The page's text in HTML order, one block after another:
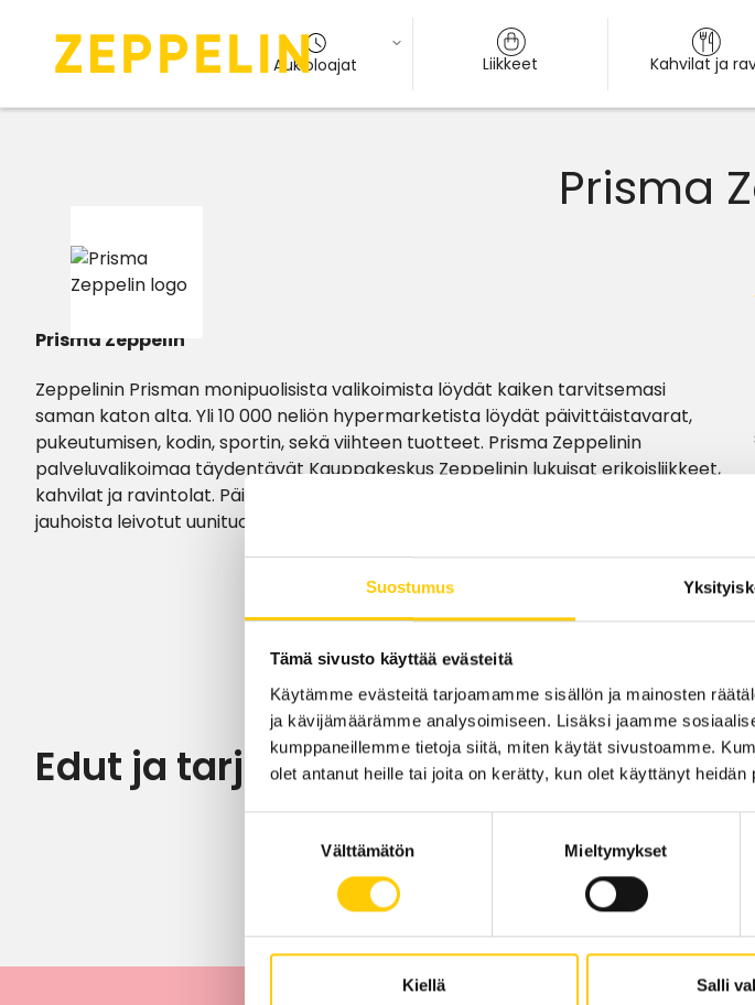
Suostumus
Tämä sivusto käyttää evästeitä
Käytämme evästeitä tarjoamamme sisällön ja mainosten
ja kävijämäärämme analysoimiseen. Lisäksi jaamme
kumppaneillemme tietoja siitä, miten käytät sivustoamme.
olet antanut heille tai joita on kerätty, kun olet käyttänyt heidän
Välttämätön Mieltymykset
Kiellä Salli
Aukioloajat Liikkeet Kahvilat ja
Prisma
Prisma Zeppelin
Zeppelinin Prisman monipuolisista valikoimista löydät kaiken tarvitsemasi
saman katon alta. Yli 10 000 neliön hypermarketista löydät päivittäistavarat,
pukeutumisen, kodin, sportin, sekä viihteen tuotteet. Prisma Zeppelinin
palveluvalikoimaa täydentävät Kauppakeskus Zeppelinin lukuisat erikoisliikkeet,
kahvilat ja ravintolat. Päivittäistavaraosastolta löydät leipomon ja paikan päällä
jauhoista leivotut uunituoreet leivät ja leivonnaiset, sekä runsaan palvelutiskin.
Edut ja tarjoukset
Tarjouksia